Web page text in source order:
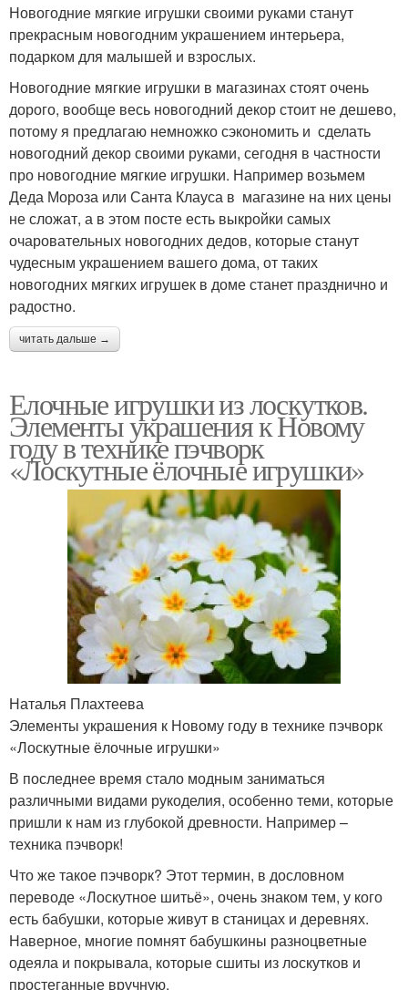
Новогодние мягкие игрушки своими руками станут
прекрасным новогодним украшением интерьера,
подарком для малышей и взрослых.
Новогодние мягкие игрушки в магазинах стоят очень
дорого, вообще весь новогодний декор стоит не дешево,
потому я предлагаю немножко сэкономить и сделать
новогодний декор своими руками, сегодня в частности
про новогодние мягкие игрушки. Например возьмем
Деда Мороза или Санта Клауса в магазине на них цены
не сложат, а в этом посте есть выкройки самых
очаровательных новогодних дедов, которые станут
чудесным украшением вашего дома, от таких
новогодних мягких игрушек в доме станет празднично и
радостно.
читать дальше →
Елочные игрушки из лоскутков.
Элементы украшения к Новому
году в технике пэчворк
«Лоскутные ёлочные игрушки»
Наталья Плахтеева
Элементы украшения к Новому году в технике пэчворк
«Лоскутные ёлочные игрушки»
В последнее время стало модным заниматься
различными видами рукоделия, особенно теми, которые
пришли к нам из глубокой древности. Например –
техника пэчворк!
Что же такое пэчворк? Этот термин, в дословном
переводе «Лоскутное шитьё», очень знаком тем, у кого
есть бабушки, которые живут в станицах и деревнях.
Наверное, многие помнят бабушкины разноцветные
одеяла и покрывала, которые сшиты из лоскутков и
простеганные вручную.